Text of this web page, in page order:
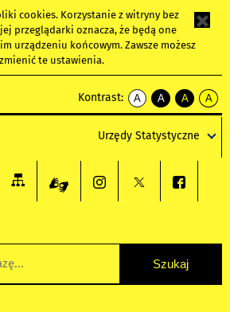
cookies. Korzystanie z witryny bez
przeglądarki oznacza, że będą one
urządzeniu końcowym. Zawsze możesz
zmienić te ustawienia.
Kontrast:
A
kontrast
A
kontrast
tekst
czarnym
A
kontrast
tekst
czarnym
A
tekst
żółtym
Urzędy Statystyczne